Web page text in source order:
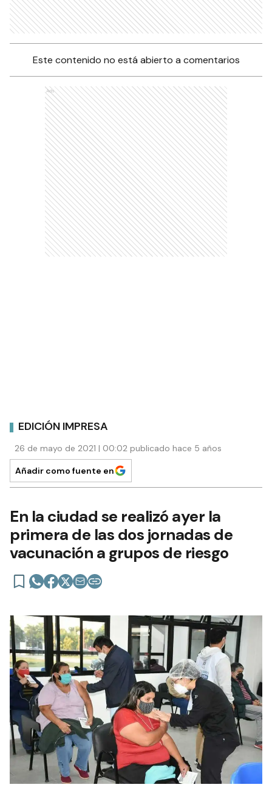
Este contenido no está abierto a comentarios
Ads
EDICIÓN IMPRESA
26 de mayo de 2021 | 00:02 publicado hace 5 años
Añadir como fuente en
En la ciudad se realizó ayer la
primera de las dos jornadas de
vacunación a grupos de riesgo